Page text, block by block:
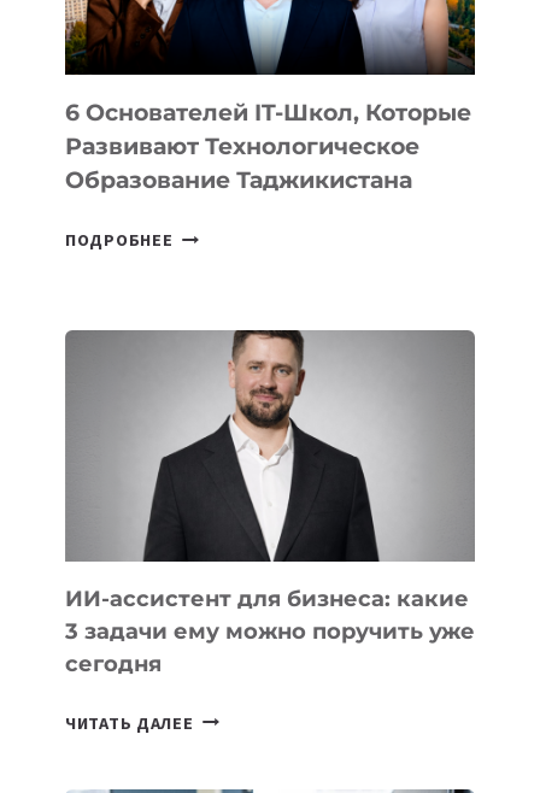
OPENAI
6 Основателей IT-Школ, Которые
Развивают Технологическое
Образование Таджикистана
ПОДРОБНЕЕ
КОТОРЫЕ
РАЗВИВАЮТ
ТЕХНОЛОГИЧЕСКОЕ
ОБРАЗОВАНИЕ
ТАДЖИКИСТАНА
ИИ-ассистент для бизнеса: какие
3 задачи ему можно поручить уже
сегодня
ЧИТАТЬ ДАЛЕЕ ИИ-